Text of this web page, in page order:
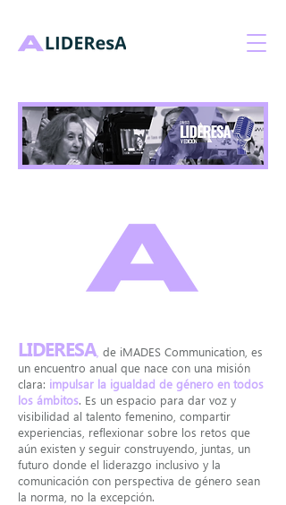
LIDERESA, de iMADES Communication, es
un encuentro anual que nace con una misión
clara: impulsar la igualdad de género en todos
los ámbitos. Es un espacio para dar voz y
visibilidad al talento femenino, compartir
experiencias, reflexionar sobre los retos que
aún existen y seguir construyendo, juntas, un
futuro donde el liderazgo inclusivo y la
comunicación con perspectiva de género sean
la norma, no la excepción.